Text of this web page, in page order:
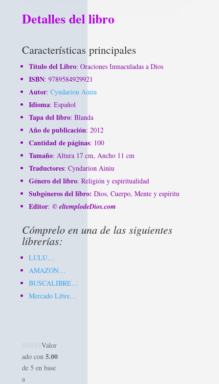
Detalles del libro
Características principales
Título del Libro: Oraciones Inmaculadas a Dios
ISBN: 9789584929921
Autor: Cyndarion Ainiu
Idioma: Español
Tapa del libro: Blanda
Año de publicación: 2012
Cantidad de páginas: 100
Tamaño: Altura 17 cm, Ancho 11 cm
Traductores: Cyndarion Ainiu
Género del libro: Religión y espiritualidad
Subgéneros del libro: Dios, Cuerpo, Mente y espíritu
Editor: © eltemplodeDios.com
Cómprelo en una de las siguientes
librerías:
LULU…
AMAZON…
BUSCALIBRE…
Mercado Libre…
Valor
ado con 5.00
de 5 en base
a